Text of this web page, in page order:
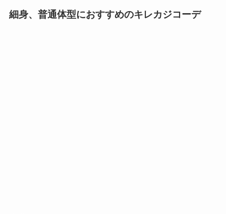
細身、普通体型におすすめのキレカジコーデ